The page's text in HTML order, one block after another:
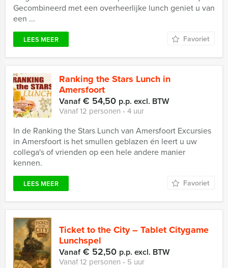
Gecombineerd met een overheerlijke lunch geniet u van
een ...
LEES MEER Favoriet
Ranking the Stars Lunch in
Amersfoort
Vanaf€ 54,50 p.p. excl. BTW
Vanaf 12 personen ‐ 4 uur
In de Ranking the Stars Lunch van Amersfoort Excursies
in Amersfoort is het smullen geblazen én leert u uw
collega's of vrienden op een hele andere manier
kennen.
LEES MEER Favoriet
Ticket to the City – Tablet Citygame
Lunchspel
Vanaf€ 52,50 p.p. excl. BTW
Vanaf 12 personen ‐ 5 uur